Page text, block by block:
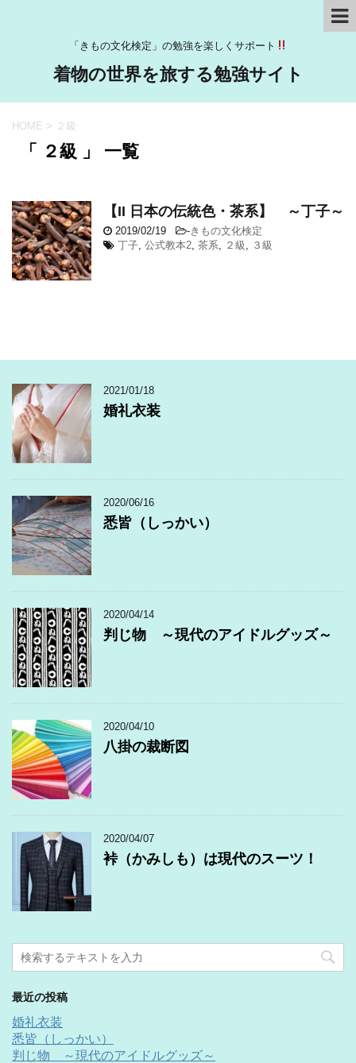
「きもの文化検定」の勉強を楽しくサポート
着物の世界を旅する勉強サイト
HOME > ２級
「 ２級 」 一覧
【II 日本の伝統色・茶系】 ～丁子～
2019/02/19 -きもの文化検定
丁子, 公式教本2, 茶系, ２級 , ３級
2021/01/18
婚礼衣装
2020/06/16
悉皆（しっかい）
2020/04/14
判じ物 ～現代のアイドルグッズ～
2020/04/10
八掛の裁断図
2020/04/07
裃（かみしも）は現代のスーツ！
最近の投稿
婚礼衣装
悉皆（しっかい）
判じ物 ～現代のアイドルグッズ～